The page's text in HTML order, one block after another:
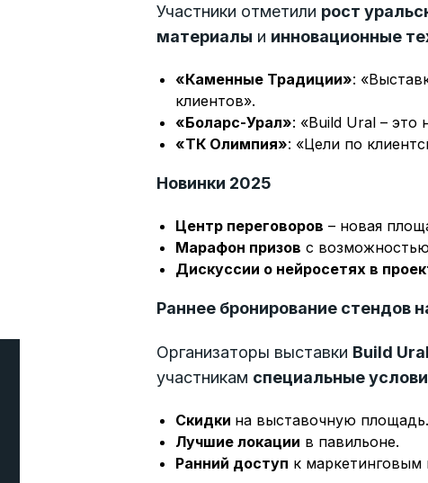
Участники отметили рост
материалы и инновационные
«Каменные Традиции»:
клиентов».
«Боларс-Урал»: «Build Ural – это
«ТК Олимпия»: «Цели по
Новинки 2025
Центр переговоров – новая
Марафон призов с
Дискуссии о нейросетях в
Раннее бронирование стендов
Организаторы выставки Build
участникам специальные
Скидки на выставочную площадь.
Лучшие локации в павильоне.
Ранний доступ к